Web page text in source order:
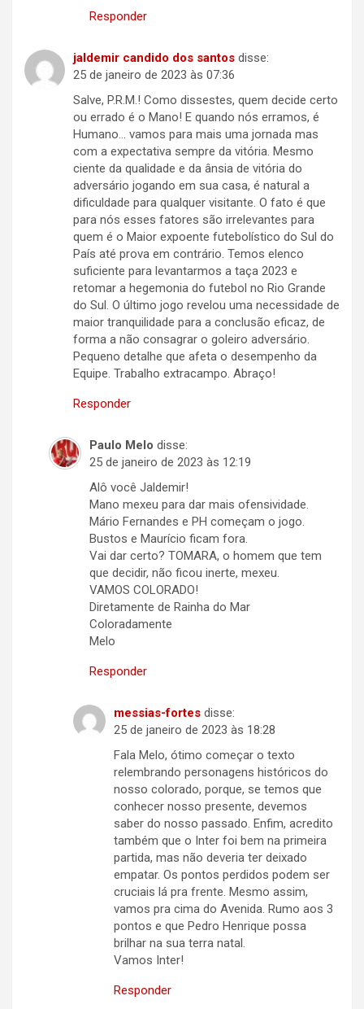
Responder
jaldemir candido dos santos disse:
25 de janeiro de 2023 às 07:36
Salve, P.R.M.! Como dissestes, quem decide certo
ou errado é o Mano! E quando nós erramos, é
Humano… vamos para mais uma jornada mas
com a expectativa sempre da vitória. Mesmo
ciente da qualidade e da ânsia de vitória do
adversário jogando em sua casa, é natural a
dificuldade para qualquer visitante. O fato é que
para nós esses fatores são irrelevantes para
quem é o Maior expoente futebolístico do Sul do
País até prova em contrário. Temos elenco
suficiente para levantarmos a taça 2023 e
retomar a hegemonia do futebol no Rio Grande
do Sul. O último jogo revelou uma necessidade de
maior tranquilidade para a conclusão eficaz, de
forma a não consagrar o goleiro adversário.
Pequeno detalhe que afeta o desempenho da
Equipe. Trabalho extracampo. Abraço!
Responder
Paulo Melo disse:
25 de janeiro de 2023 às 12:19
Alô você Jaldemir!
Mano mexeu para dar mais ofensividade.
Mário Fernandes e PH começam o jogo.
Bustos e Maurício ficam fora.
Vai dar certo? TOMARA, o homem que tem
que decidir, não ficou inerte, mexeu.
VAMOS COLORADO!
Diretamente de Rainha do Mar
Coloradamente
Melo
Responder
messias-fortes disse:
25 de janeiro de 2023 às 18:28
Fala Melo, ótimo começar o texto
relembrando personagens históricos do
nosso colorado, porque, se temos que
conhecer nosso presente, devemos
saber do nosso passado. Enfim, acredito
também que o Inter foi bem na primeira
partida, mas não deveria ter deixado
empatar. Os pontos perdidos podem ser
cruciais lá pra frente. Mesmo assim,
vamos pra cima do Avenida. Rumo aos 3
pontos e que Pedro Henrique possa
brilhar na sua terra natal.
Vamos Inter!
Responder